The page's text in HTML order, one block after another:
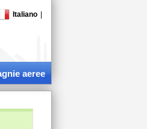
Italiano
aeree